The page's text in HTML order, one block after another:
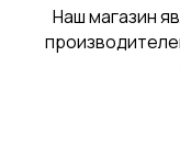
Наш магазин